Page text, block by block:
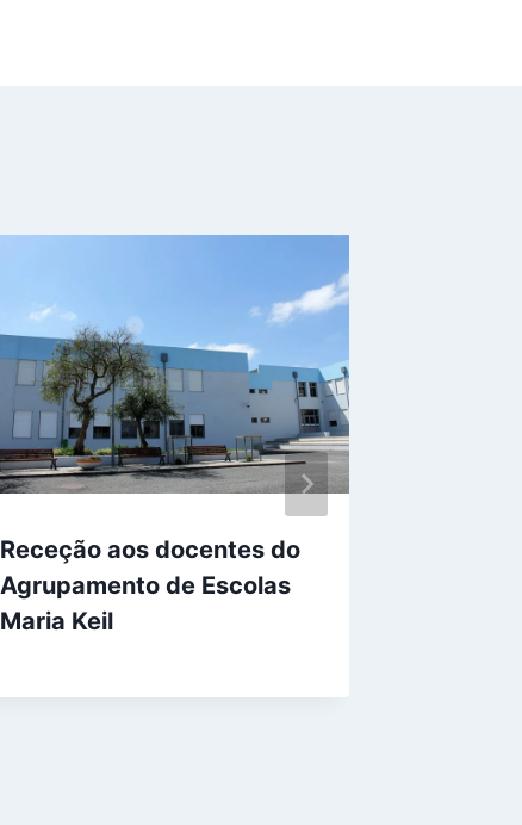
Receção aos docentes do
Agrupamento de Escolas
Maria Keil